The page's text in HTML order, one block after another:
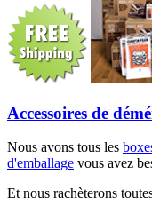
Accessoires de
Nous avons tous les
d'emballage vous avez
Et nous rachèterons